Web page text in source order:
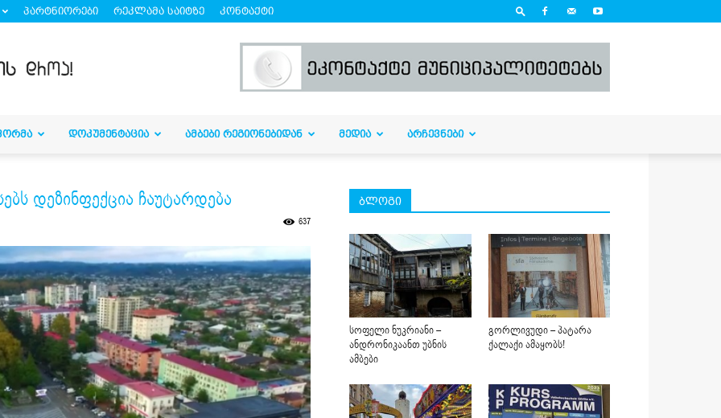
პარტნიორები რეკლამა საიტზე კონტაქტი
ᲓᲝᲙᲣᲛᲔᲜᲢᲐᲪᲘᲐ ᲐᲛᲑᲔᲑᲘ ᲠᲔᲒᲘᲝᲜᲔᲑᲘᲓᲐᲜ ᲛᲔᲓᲘᲐ ᲐᲠᲩᲔᲕᲜᲔᲑᲘ
დეზინფექცია ჩაუტარდება
637
ბლოგი
სოფელი ნუკრიანი –
ანდრონიკაანთ უბნის
ამბები
გორლივუდი – პატარა
ქალაქი ამაყობს!